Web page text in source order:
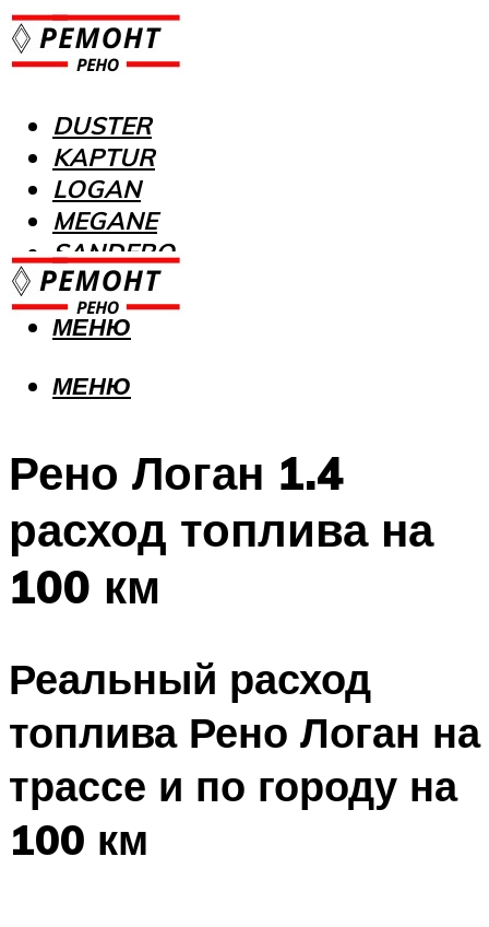
DUSTER
KAPTUR
LOGAN
MEGANE
SANDERO
МЕНЮ
МЕНЮ
Рено Логан 1.4
расход топлива на
100 км
Реальный расход
топлива Рено Логан на
трассе и по городу на
100 км